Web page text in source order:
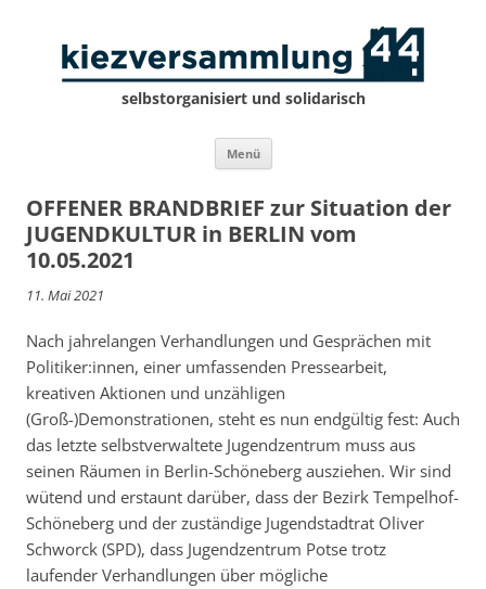
selbstorganisiert und solidarisch
Menü Zum
springen
OFFENER BRANDBRIEF zur Situation der
JUGENDKULTUR in BERLIN vom
10.05.2021
11. Mai 2021
Nach jahrelangen Verhandlungen und Gesprächen mit
Politiker:innen, einer umfassenden Pressearbeit,
kreativen Aktionen und unzähligen
(Groß-)Demonstrationen, steht es nun endgültig fest: Auch
das letzte selbstverwaltete Jugendzentrum muss aus
seinen Räumen in Berlin-Schöneberg ausziehen. Wir sind
wütend und erstaunt darüber, dass der Bezirk Tempelhof-
Schöneberg und der zuständige Jugendstadtrat Oliver
Schworck (SPD), dass Jugendzentrum Potse trotz
laufender Verhandlungen über mögliche